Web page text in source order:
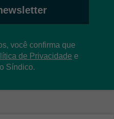
você confirma que
de Privacidade e
Síndico.